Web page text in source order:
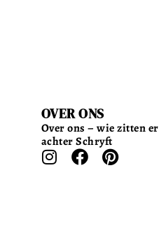
OVER ONS
Over ons – wie zitten er
achter Schryft